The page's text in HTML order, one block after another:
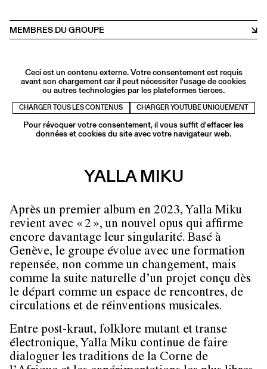
MEMBRES DU GROUPE
Ceci est un contenu externe. Votre consentement est requis
avant son chargement car il peut nécessiter l'usage de cookies
ou autres technologies par les plateformes tierces.
CHARGER TOUS LES CONTENUS CHARGER YOUTUBE UNIQUEMENT
Pour révoquer votre consentement, il vous suffit d'effacer les
données et cookies du site avec votre navigateur web.
YALLA MIKU
Après un premier album en 2023, Yalla Miku
revient avec « 2 », un nouvel opus qui affirme
encore davantage leur singularité. Basé à
Genève, le groupe évolue avec une formation
repensée, non comme un changement, mais
comme la suite naturelle d’un projet conçu dès
le départ comme un espace de rencontres, de
circulations et de réinventions musicales.
Entre post-kraut, folklore mutant et transe
électronique, Yalla Miku continue de faire
dialoguer les traditions de la Corne de